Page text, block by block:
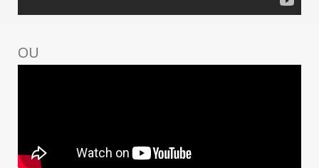
OU